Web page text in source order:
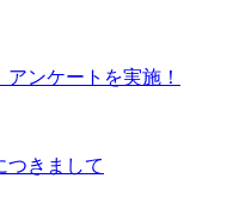
ンケートを実施！
つきまして